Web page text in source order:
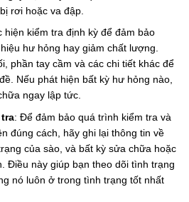
rơi hoặc va đập.
hiện kiểm tra định kỳ để đảm bảo
hư hỏng hay giảm chất lượng.
phần tay cầm và các chi tiết khác để
Nếu phát hiện bất kỳ hư hỏng nào,
ngay lập tức.
: Để đảm bảo quá trình kiểm tra và
đúng cách, hãy ghi lại thông tin về
của sào, và bất kỳ sửa chữa hoặc
Điều này giúp bạn theo dõi tình trạng
nó luôn ở trong tình trạng tốt nhất